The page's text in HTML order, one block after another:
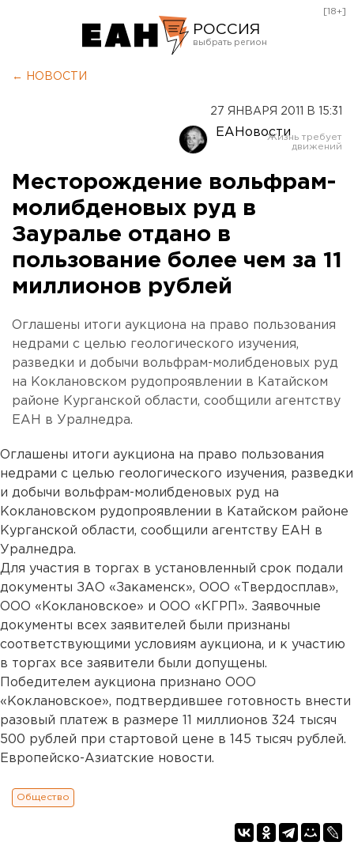
РОССИЯ
Оренбург
[18+]
← НОВОСТИ
27 ЯНВАРЯ 2011 В 15:31
ЕАНовости
Месторождение вольфрам-
молибденовых руд в
Зауралье отдано в
пользование более чем за 11
миллионов рублей
Оглашены итоги аукциона на право пользования
недрами с целью геологического изучения,
разведки и добычи вольфрам-молибденовых руд
на Коклановском рудопроявлении в Катайском
районе Курганской области, сообщили агентству
ЕАН в Уралнедра.
Оглашены итоги аукциона на право пользования
недрами с целью геологического изучения, разведки
и добычи вольфрам-молибденовых руд на
Коклановском рудопроявлении в Катайском районе
Курганской области, сообщили агентству ЕАН в
Уралнедра.
Для участия в торгах в установленный срок подали
документы ЗАО «Закаменск», ООО «Твердосплав»,
ООО «Коклановское» и ООО «КГРП». Заявочные
документы всех заявителей были признаны
соответствующими условиям аукциона, и к участию
в торгах все заявители были допущены.
Победителем аукциона признано ООО
«Коклановское», подтвердившее готовность внести
разовый платеж в размере 11 миллионов 324 тысяч
500 рублей при стартовой цене в 145 тысяч рублей.
Европейско-Азиатские новости.
Общество